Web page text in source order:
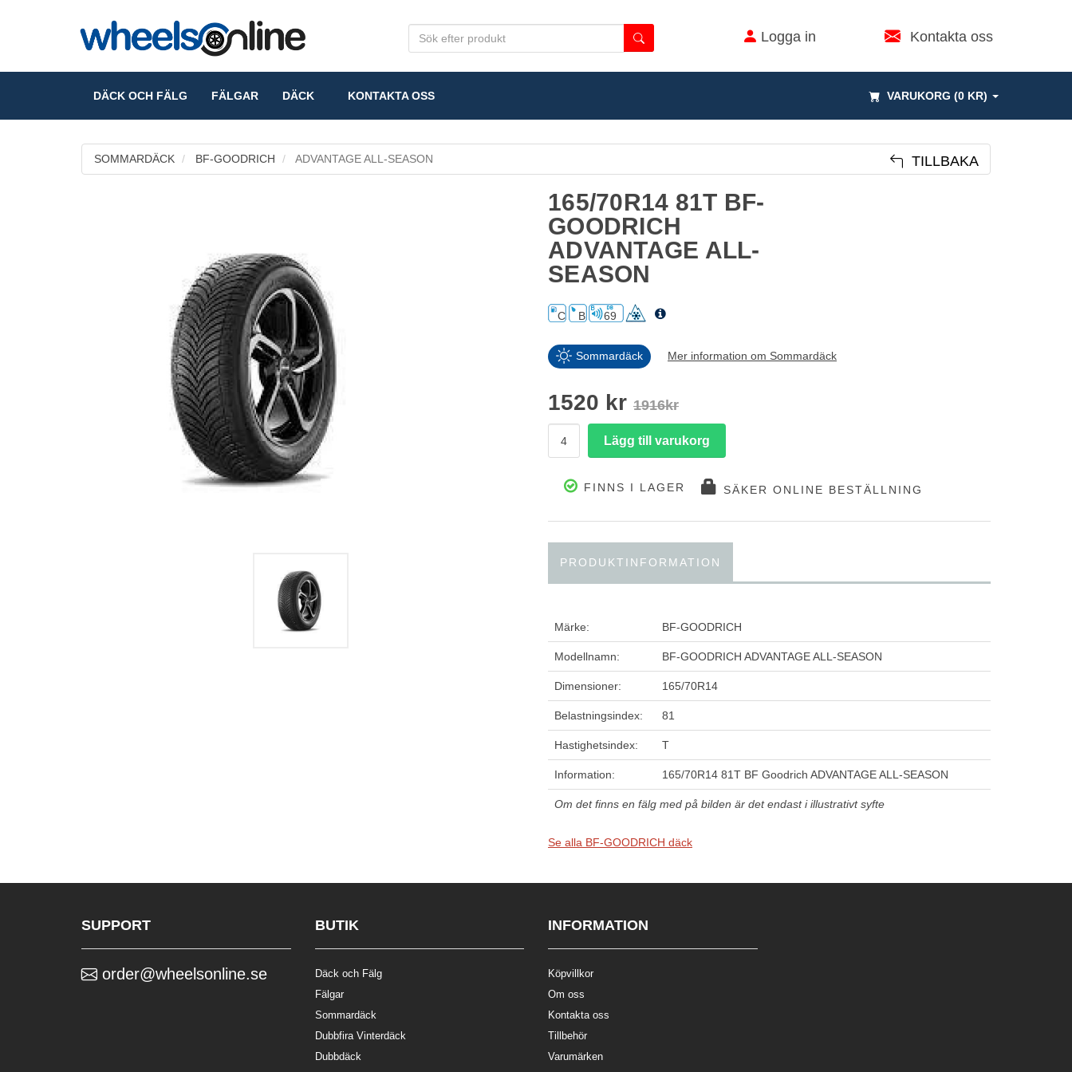
Logga in Kontakta oss
VARUKORG (0 KR)
DÄCK OCH FÄLG FÄLGAR DÄCK KONTAKTA OSS
SOMMARDÄCK BF-GOODRICH ADVANTAGE ALL-SEASON TILLBAKA
165/70R14 81T BF-
GOODRICH
ADVANTAGE ALL-
SEASON
C B 69
Sommardäck Mer information om Sommardäck
1520 kr 1916kr
FINNS I LAGER SÄKER ONLINE BESTÄLLNING
PRODUKTINFORMATION
Märke: BF-GOODRICH
Modellnamn: BF-GOODRICH ADVANTAGE ALL-SEASON
Dimensioner: 165/70R14
Belastningsindex: 81
Hastighetsindex: T
Information: 165/70R14 81T BF Goodrich ADVANTAGE ALL-SEASON
Om det finns en fälg med på bilden är det endast i illustrativt syfte
Se alla BF-GOODRICH däck
SUPPORT
order@wheelsonline.se
BUTIK
Däck och Fälg
Fälgar
Sommardäck
Dubbfira Vinterdäck
Dubbdäck
INFORMATION
Köpvillkor
Om oss
Kontakta oss
Tillbehör
Varumärken